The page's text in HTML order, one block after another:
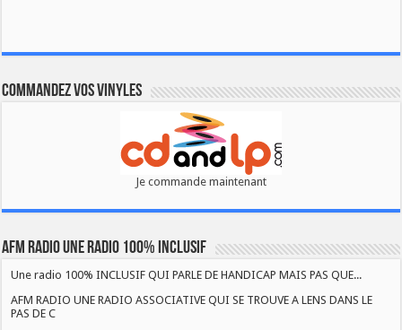
Commandez vos vinyles
Je commande maintenant
AFM RADIO UNE RADIO 100% INCLUSIF
Une radio 100% INCLUSIF QUI PARLE DE HANDICAP MAIS PAS QUE...
AFM RADIO UNE RADIO ASSOCIATIVE QUI SE TROUVE A LENS DANS LE
PAS DE C